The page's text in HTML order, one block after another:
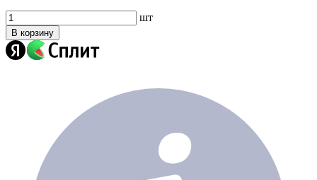
шт
В корзину